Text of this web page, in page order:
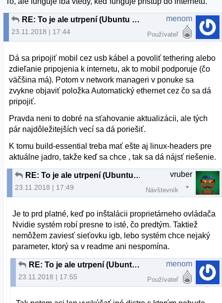
RE: To je ale utrpení (Ubuntu 18.04.1)
23.11.2018 | 17:44
menom
Používateľ
Dá sa pripojiť mobil cez usb kábel a povoliť tethering alebo
zdieľanie pripojenia k internetu, ak to mobil podporuje (čo
väčšina má). Potom v network manageri v ponuke sa
zvykne objaviť položka Automatický ethernet cez čo sa dá
pripojiť.
Pravda neni to dobré na sťahovanie aktualizácii, ale tých
pár najdôležitejších vecí sa dá poriešiť.
K tomu build-essential treba mať ešte aj linux-headers pre
aktuálne jadro, takže keď sa chce , tak sa dá nájsť riešenie.
RE: To je ale utrpení (Ubuntu 18.04.1)
23.11.2018 | 17:49
vruber
Návštevník
Je to prd platné, keď po inštalácii proprietárneho ovládača
Nvidie systém robí presne to isté, čo predtým. Taktiež
nemôžem zaviesť sieťovku igb, lebo systém chce nejaký
parameter, ktorý sa v readme ani nespomína.
RE: To je ale utrpení (Ubuntu 18.04.1)
23.11.2018 | 17:55
menom
Používateľ